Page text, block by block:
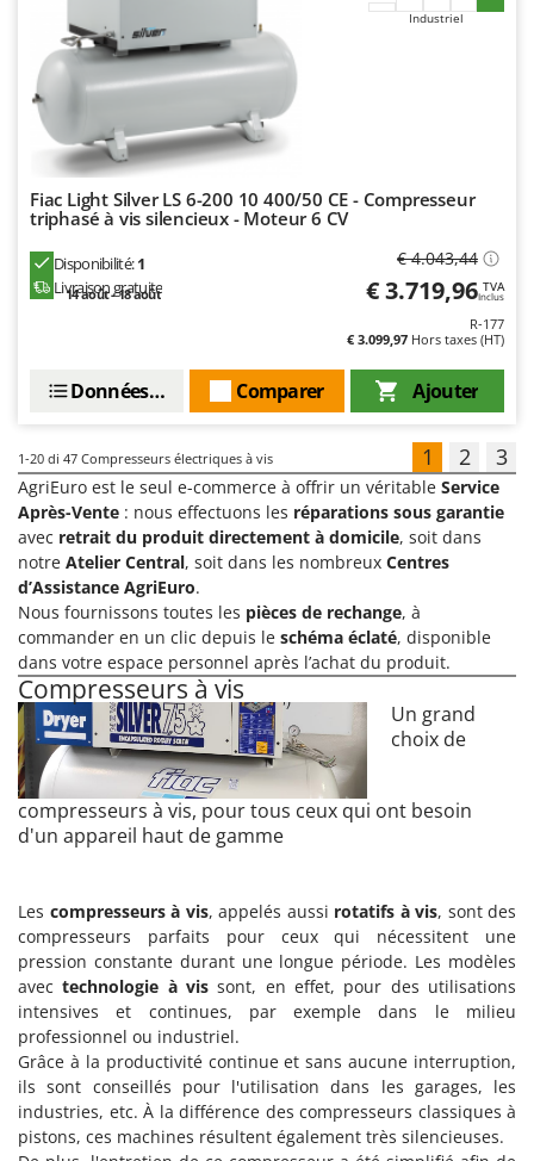
Industriel
Fiac Light Silver LS 6-200 10 400/50 CE - Compresseur
triphasé à vis silencieux - Moteur 6 CV
Disponibilité:1
Livraison gratuite
14 août - 18 août
€ 4.043,44
€ 3.719,96 TVA
Inclus
R-177
€ 3.099,97 Hors taxes (HT)
Ajouter
Comparer
Données techniques
1-20 di 47 Compresseurs électriques à vis 1 2 3
AgriEuro est le seul e-commerce à offrir un véritable Service
Après-Vente : nous effectuons les réparations sous garantie
avec retrait du produit directement à domicile, soit dans
notre Atelier Central, soit dans les nombreux Centres
d’Assistance AgriEuro.
Nous fournissons toutes les pièces de rechange, à
commander en un clic depuis le schéma éclaté, disponible
dans votre espace personnel après l’achat du produit.
Compresseurs à vis
Un grand
choix de
compresseurs à vis, pour tous ceux qui ont besoin
d'un appareil haut de gamme
Les compresseurs à vis, appelés aussi rotatifs à vis, sont des
compresseurs parfaits pour ceux qui nécessitent une
pression constante durant une longue période. Les modèles
avectechnologie à vis sont, en effet, pour des utilisations
intensives et continues, par exemple dans le milieu
professionnel ou industriel.
Grâce à la productivité continue et sans aucune interruption,
ils sont conseillés pour l'utilisation dans les garages, les
industries, etc. À la différence des compresseurs classiques à
pistons, ces machines résultent également très silencieuses.